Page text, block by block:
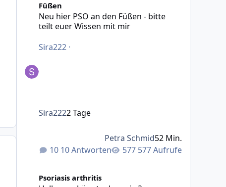
Füßen
Neu hier PSO an den Füßen - bitte
teilt euer Wissen mit mir
Sira222 ·
10 Antworten 577 Aufrufe
Sira2222 Tage
Petra Schmid52 Min.
Psoriasis arthritis